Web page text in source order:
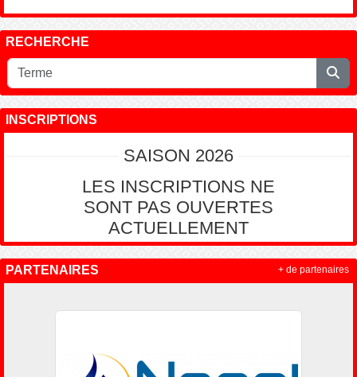
RECHERCHE
INSCRIPTIONS
SAISON 2026
LES INSCRIPTIONS NE
SONT PAS OUVERTES
ACTUELLEMENT
PARTENAIRES + de partenaires